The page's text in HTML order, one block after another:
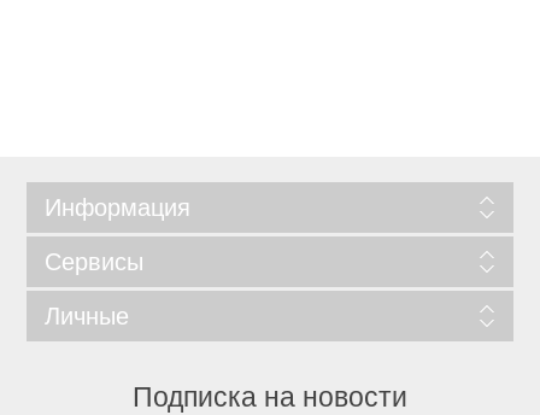
Информация
Сервисы
Личные
Подписка на новости